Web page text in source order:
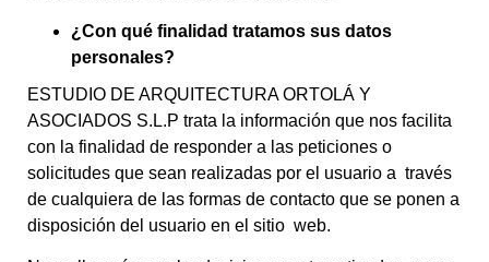
¿Con qué finalidad tratamos sus datos
personales?
ESTUDIO DE ARQUITECTURA ORTOLÁ Y
ASOCIADOS S.L.P trata la información que nos facilita
con la finalidad de responder a las peticiones o
solicitudes que sean realizadas por el usuario a través
de cualquiera de las formas de contacto que se ponen a
disposición del usuario en el sitio web.